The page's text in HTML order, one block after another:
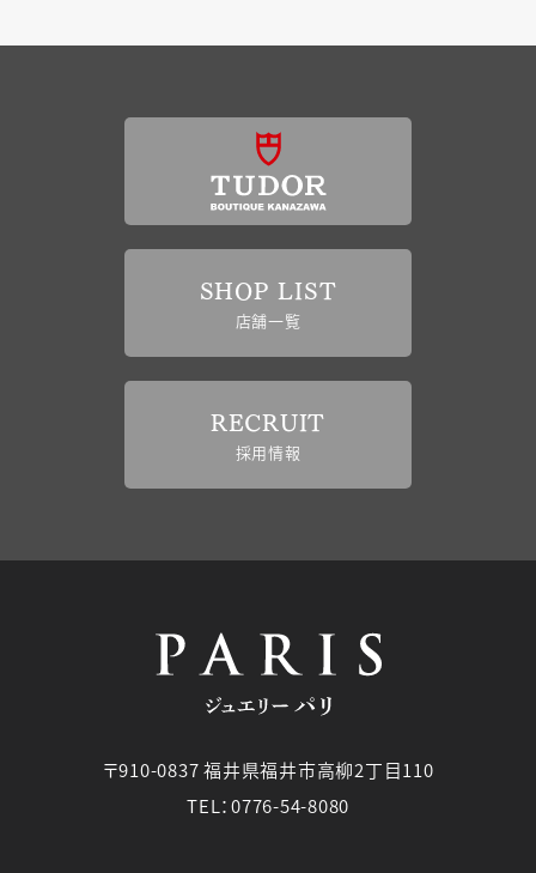
SHOP LIST
店舗一覧
RECRUIT
採用情報
〒910-0837 福井県福井市高柳2丁目110
TEL：0776-54-8080